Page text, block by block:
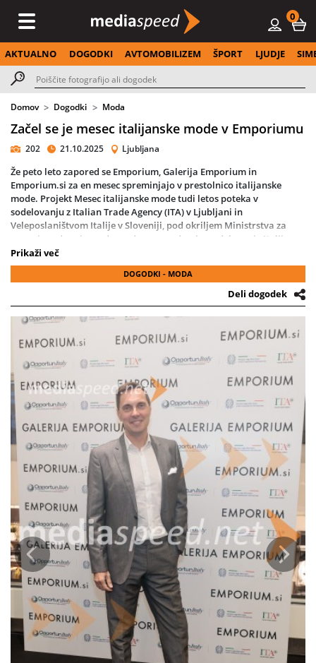
0
AKTUALNO DOGODKI AVTOMOBILIZEM ŠPORT LJUDJE
Domov Dogodki Moda
Začel se je mesec italijanske mode v Emporiumu
202 21.10.2025 Ljubljana
Že peto leto zapored se Emporium, Galerija Emporium in
Emporium.si za en mesec spreminjajo v prestolnico italijanske
mode. Projekt Mesec italijanske mode tudi letos poteka v
sodelovanju z Italian Trade Agency (ITA) v Ljubljani in
Veleposlaništvom Italije v Sloveniji, pod okriljem Ministrstva za
zunanje zadeve in mednarodno gospodarsko sodelovanje Italije.
Nj. Eksc. Giuseppe Cavagna, direktor Italian Trade Agency v
Ljubljani, g. Giacomo Ricciotti, in direktorica podjetja Magistrat
International, ga. Jožica Brcar, ki so skupaj simbolično napovedali
začetek meseca, posvečenega italijanskemu slogu in prefinjenosti.
Od 20. oktobra do 20. novembra 2025 bodo v Emporiumu in Galeriji
Emporium potekali številni dogodki v znamenju italijanske mode –
od predstavitev novih kolekcij in svetovnih modnih znamk do
modnih svetovanj z italijanskimi strokovnjaki. Obiskovalci bodo
lahko spoznali tudi zakulisje italijanskega dizajna, tradicije in ročne
spretnosti, ki ustvarjajo tisti značilni pridih »Made in Italy«.
Na blogu spletne trgovine Emporium.si pa bodo skozi ves mesec
objavljene zanimive vsebine o največjih trendih sezone, modnih
nasvetih ter inspiracijah za stajlinge v italijanskem duhu, ki
poudarjajo preplet elegance, kakovosti in sodobne estetike.
Emporium, Galerija Emporium in Emporium.si s svojo izjemno
ponudbo prestižnih italijanskih blagovnih znamk, kot so Max Mara,
Armani, Valentino, Pinko, Liu Jo in druge, nadaljujejo svoje
poslanstvo: približati slovenskim ljubiteljem mode tisto brezčasno
prefinjenost, ki jo pooseblja italijanski stil.
Mesec italijanske mode je priložnost, da začutite italijansko
eleganco, kreativnost in brezčasni šarm, ki že desetletja navdihuje
modni svet.
Prikaži več
DOGODKI - MODA
Deli dogodek
Prejšnja